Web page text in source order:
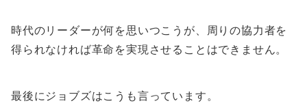
時代のリーダーが何を思いつこうが、周りの協力者を
得られなければ革命を実現させることはできません。
最後にジョブズはこうも言っています。